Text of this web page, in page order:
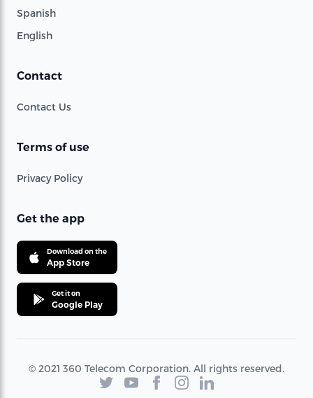
Spanish
English
Contact
Contact Us
Terms of use
Privacy Policy
Get the app
Download on the
App Store
Get it on
Google Play
© 2021 360 Telecom Corporation. All rights reserved.